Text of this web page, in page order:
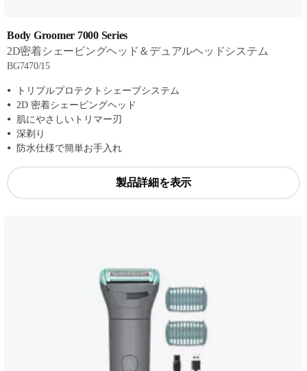
Body Groomer 7000 Series
2D密着シェービングヘッド＆デュアルヘッドシステム
BG7470/15
トリプルプロテクトシェーブシステム
2D 密着シェービングヘッド
肌にやさしいトリマー刃
深剃り
防水仕様で簡単お手入れ
製品詳細を表示